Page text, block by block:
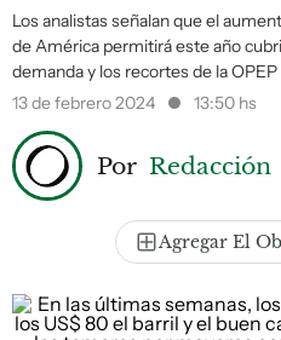
Los analistas señalan que el
de América permitirá este año
demanda y los recortes de la OPEP
13 de febrero 2024
13:50 hs
Por Redacción
Agregar El